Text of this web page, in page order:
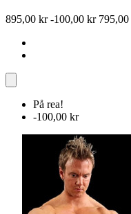
895,00 kr -100,00 kr
På rea!
-100,00 kr